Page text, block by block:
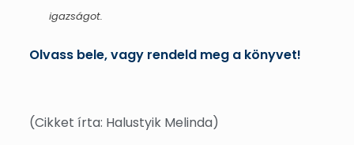
igazságot.
Olvass bele, vagy rendeld meg a könyvet!
(Cikket írta: Halustyik Melinda)